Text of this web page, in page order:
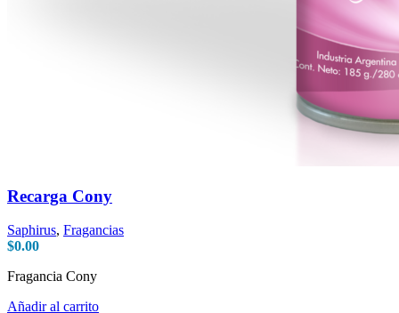
Recarga Cony
Saphirus, Fragancias
$0.00
Fragancia Cony
Añadir al carrito